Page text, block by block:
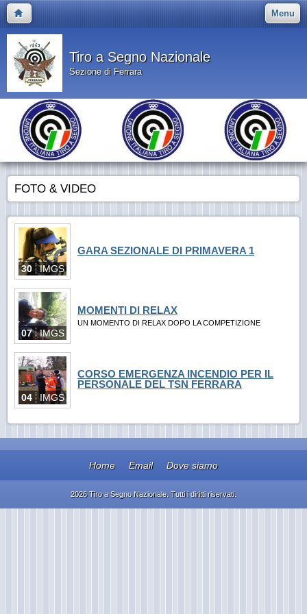
Menu
Tiro a Segno Nazionale
Sezione di Ferrara
FOTO & VIDEO
30 IMGS
GARA SEZIONALE DI PRIMAVERA 1
07 IMGS
MOMENTI DI RELAX
UN MOMENTO DI RELAX DOPO LA COMPETIZIONE
04 IMGS
CORSO EMERGENZA INCENDIO PER IL
PERSONALE DEL TSN FERRARA
Home Email Dove siamo
2026 Tiro a Segno Nazionale. Tutti i diritti riservati.